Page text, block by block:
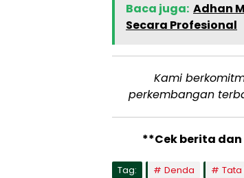
Baca juga: Adhan
Secara Profesional
Kami
perkembangan
**Cek berita
Tag: Denda